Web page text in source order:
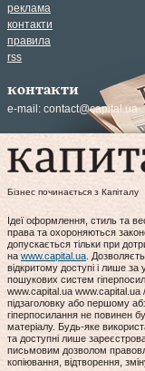
реклама
контакти
правила
rss
контакти
e-mail: contact@capital.ua
Бізнес починається з Капіталу
Ідеї оформлення, стиль та
права та охороняються
допускається тільки при
на www.capital.ua.
відкритому доступі і лише
пошукових систем
www.capital.ua www.capital.ua
підзаголовку або першому
гіперпосилання не повинен
матеріалу. Будь-яке
та доступні лише
письмовим дозволом
копіювання, відтворення,